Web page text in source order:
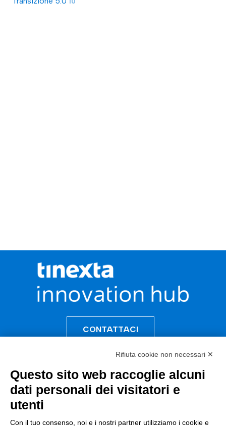
CONTATTACI
Incentivi e Bandi
Incentivi per le imprese
Bandi
Rifiuta cookie non necessari ✕
Questo sito web raccoglie alcuni
dati personali dei visitatori e
utenti
Con il tuo consenso, noi e i nostri partner utilizziamo i cookie e